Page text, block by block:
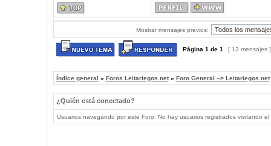
Mostrar mensajes previos:
Página 1 de 1 [ 13 mensajes
Índice general » Foros Leitariegos.net» Foro General --> Leitariegos.net
¿Quién está conectado?
Usuarios navegando por este Foro: No hay usuarios registrados visitando